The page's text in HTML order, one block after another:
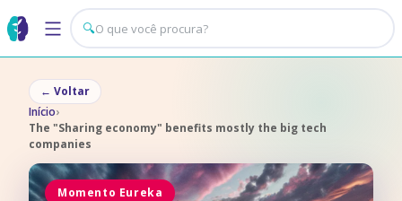
🔍
← Voltar
Início›
The "Sharing economy" benefits mostly the big tech
companies
Momento Eureka